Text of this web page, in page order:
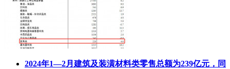
2024年1—2月建筑及装潢材料类零售总额为239亿元，同